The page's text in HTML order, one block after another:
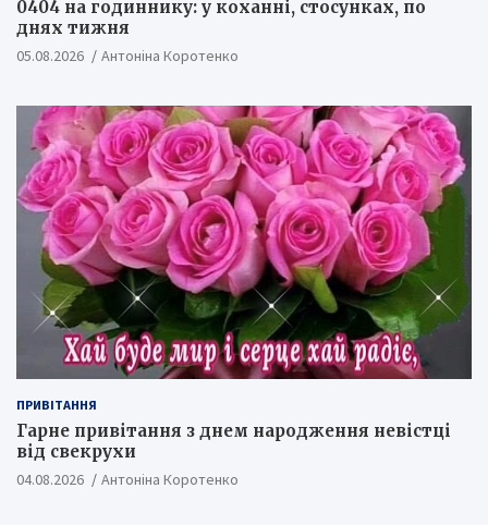
0404 на годиннику: у коханні, стосунках, по
днях тижня
05.08.2026 Антоніна Коротенко
ПРИВІТАННЯ
Гарне привітання з днем народження невістці
від свекрухи
04.08.2026 Антоніна Коротенко